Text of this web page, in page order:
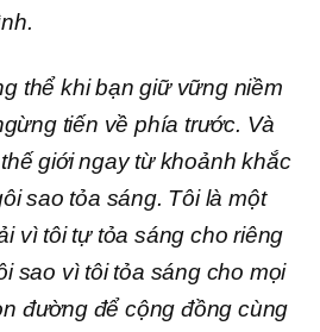
thể khi bạn giữ vững niềm
tiến về phía trước. Và
giới ngay từ khoảnh khắc
sao tỏa sáng. Tôi là một
vì tôi tự tỏa sáng cho riêng
sao vì tôi tỏa sáng cho mọi
đường để cộng đồng cùng